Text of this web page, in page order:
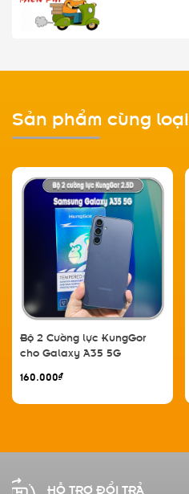
Sản phẩm cùng loại
Bộ 2 Cường lực KungGor
cho Galaxy A35 5G
160.000₫
CAM KẾT CHẤT LƯỢNG